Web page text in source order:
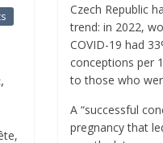
,
Czech Republic
trend: in 2022,
COVID-19 had
conceptions per
to those who
A “successful
pregnancy that